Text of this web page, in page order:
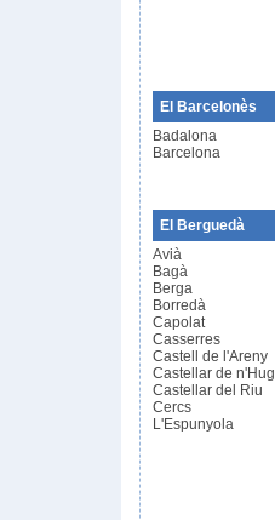
El Barcelonès
Badalona
Barcelona
El Berguedà
Avià
Bagà
Berga
Borredà
Capolat
Casserres
Castell de l'Areny
Castellar de n'Hug
Castellar del Riu
Cercs
L'Espunyola